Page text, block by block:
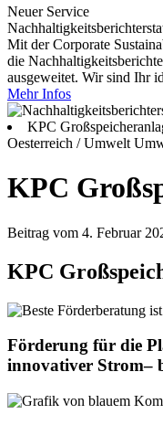
Neuer Service
Mit der Corporate
die
ausgeweitet. Wir sind Ihr
Mehr Infos
KPC
Oesterreich / Umwelt
KPC
Beitrag vom 4. Februar
KPC
Förderung für die
innovativer Strom–